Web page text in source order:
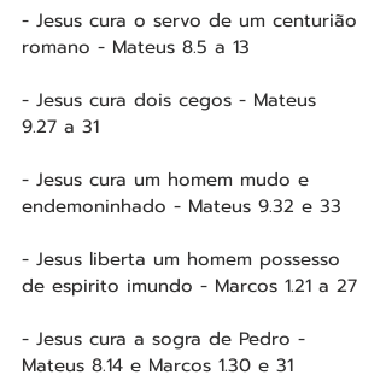
- Jesus cura o servo de um centurião
romano - Mateus 8.5 a 13
- Jesus cura dois cegos - Mateus
9.27 a 31
- Jesus cura um homem mudo e
endemoninhado - Mateus 9.32 e 33
- Jesus liberta um homem possesso
de espirito imundo - Marcos 1.21 a 27
- Jesus cura a sogra de Pedro -
Mateus 8.14 e Marcos 1.30 e 31